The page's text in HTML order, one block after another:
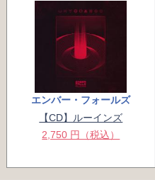
エンバー・フォールズ
【CD】ルーインズ
2,750 円（税込）